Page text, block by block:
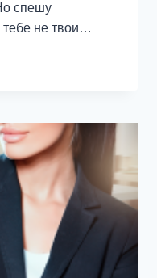
спешу
тебе не твои…